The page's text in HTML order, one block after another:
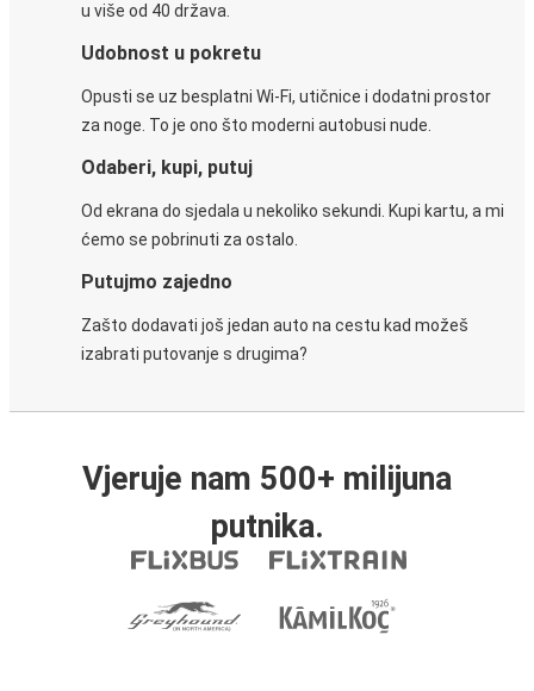
u više od 40 država.
Udobnost u pokretu
Opusti se uz besplatni Wi-Fi, utičnice i dodatni prostor
za noge. To je ono što moderni autobusi nude.
Odaberi, kupi, putuj
Od ekrana do sjedala u nekoliko sekundi. Kupi kartu, a mi
ćemo se pobrinuti za ostalo.
Putujmo zajedno
Zašto dodavati još jedan auto na cestu kad možeš
izabrati putovanje s drugima?
Vjeruje nam 500+ milijuna
putnika.